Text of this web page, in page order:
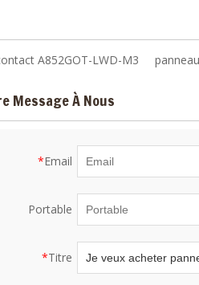
A852GOT-LWD-M3
Message À Nous
*Email
Portable
*Titre